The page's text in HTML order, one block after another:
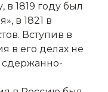
1819 году был
в 1821 в
Вступив в
в его делах не